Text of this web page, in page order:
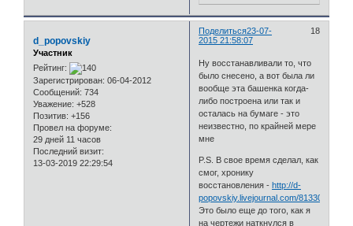
Поделиться 18
23-07-
2015 21:58:07
d_popovskiy
Участник
Рейтинг:
Зарегистрирован: 06-04-2012
Сообщений: 734
Уважение: +528
Позитив: +156
Провел на форуме:
29 дней 11 часов
Последний визит:
13-03-2019 22:29:54
Ну восстанавливали то, что
было снесено, а вот была ли
вообще эта башенка когда-
либо построена или так и
осталась на бумаге - это
неизвестно, по крайней мере
мне
P.S. В свое время сделал, как
смог, хронику
восстановления -http://d-
popovskiy.livejournal.com/81330.html
Это было еще до того, как я
на чертежи наткнулся в